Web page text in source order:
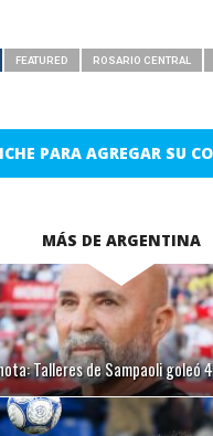
FEATURED ROSARIO CENTRAL
PARA AGREGAR SU
MÁS DE ARGENTINA
Talleres de Sampaoli goleó